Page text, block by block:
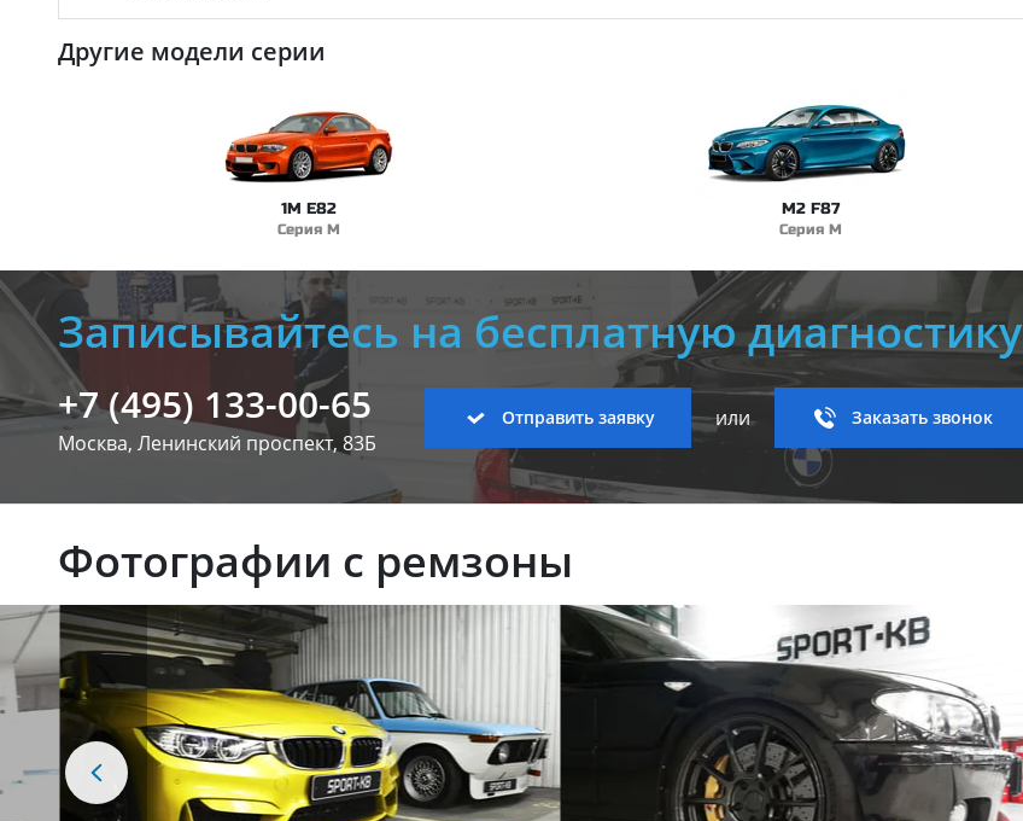
Другие модели серии
1M E82
Серия M
M2 F87
Серия M
Записывайтесь на бесплатную диагностику
+7 (495) 133-00-65
Москва, Ленинский проспект, 83Б
Отправить заявку или Заказать звонок
Фотографии с ремзоны